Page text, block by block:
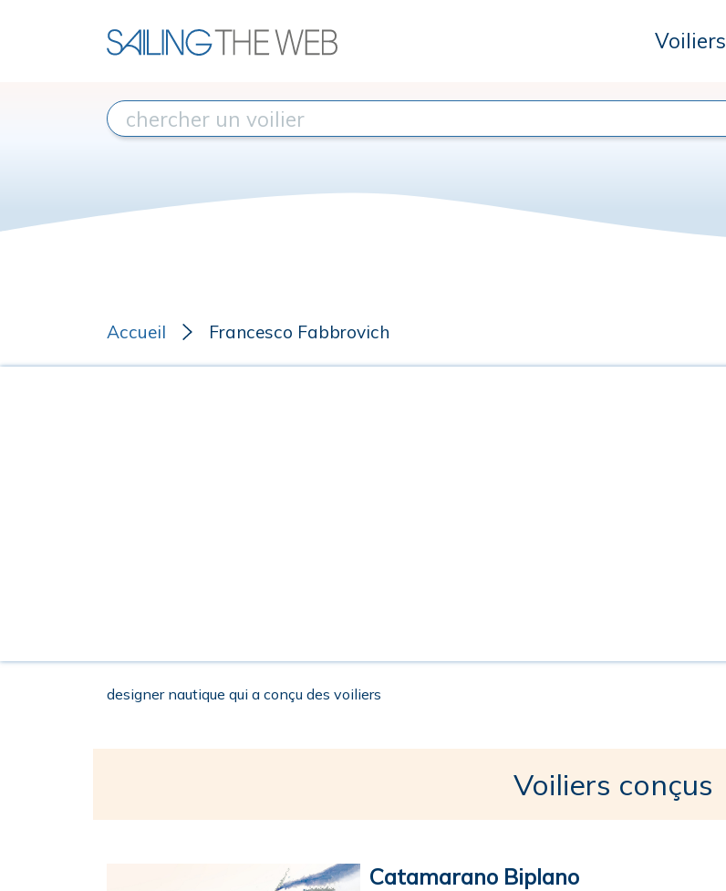
Voiliers
Accueil Francesco Fabbrovich
designer nautique qui a conçu des voiliers
Voiliers conçus
Catamarano Biplano